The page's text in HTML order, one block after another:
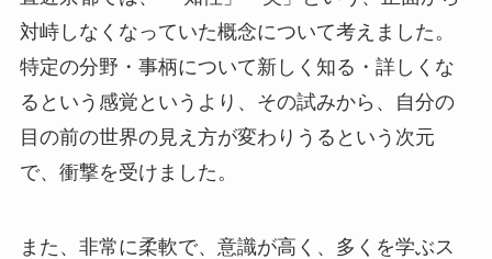
対峙しなくなっていた概念について考えました。
特定の分野・事柄について新しく知る・詳しくな
るという感覚というより、その試みから、自分の
目の前の世界の見え方が変わりうるという次元
で、衝撃を受けました。
また、非常に柔軟で、意識が高く、多くを学ぶス